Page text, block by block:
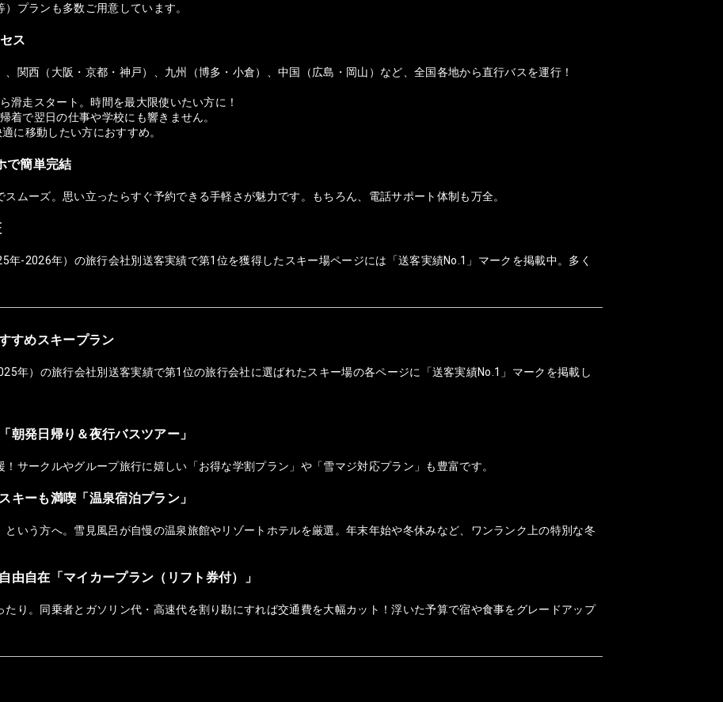
プランも多数ご用意しています。
ス
関西（大阪・京都・神戸）、九州（博多・小倉）、中国（広島・岡山）など、全国各地から直行バスを運行！
滑走スタート。時間を最大限使いたい方に！
着で翌日の仕事や学校にも響きません。
に移動したい方におすすめ。
で簡単完結
ムーズ。思い立ったらすぐ予約できる手軽さが魅力です。もちろん、電話サポート体制も万全。
年-2026年）の旅行会社別送客実績で第1位を獲得したスキー場ページには「送客実績No.1」マークを掲載中。多く
すめスキープラン
年）の旅行会社別送客実績で第1位の旅行会社に選ばれたスキー場の各ページに「送客実績No.1」マークを掲載し
発日帰り＆夜行バスツアー」
サークルやグループ旅行に嬉しい「お得な学割プラン」や「雪マジ対応プラン」も豊富です。
ーも満喫「温泉宿泊プラン」
という方へ。雪見風呂が自慢の温泉旅館やリゾートホテルを厳選。年末年始や冬休みなど、ワンランク上の特別な冬
自在「マイカープラン（リフト券付）」
り。同乗者とガソリン代・高速代を割り勘にすれば交通費を大幅カット！浮いた予算で宿や食事をグレードアップ